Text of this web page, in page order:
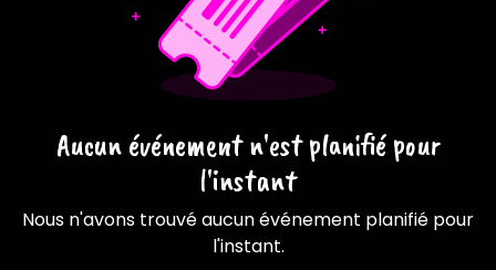
Aucun événement n'est planifié pour
l'instant
Nous n'avons trouvé aucun événement planifié pour
l'instant.